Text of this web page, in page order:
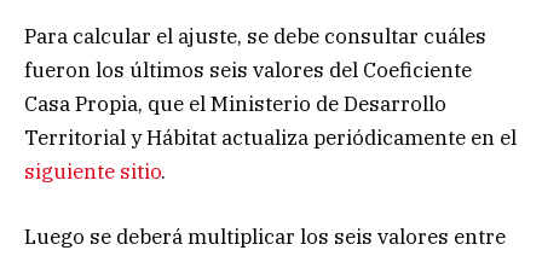
Para calcular el ajuste, se debe consultar cuáles
fueron los últimos seis valores del Coeficiente
Casa Propia, que el Ministerio de Desarrollo
Territorial y Hábitat actualiza periódicamente en el
siguiente sitio.
Luego se deberá multiplicar los seis valores entre